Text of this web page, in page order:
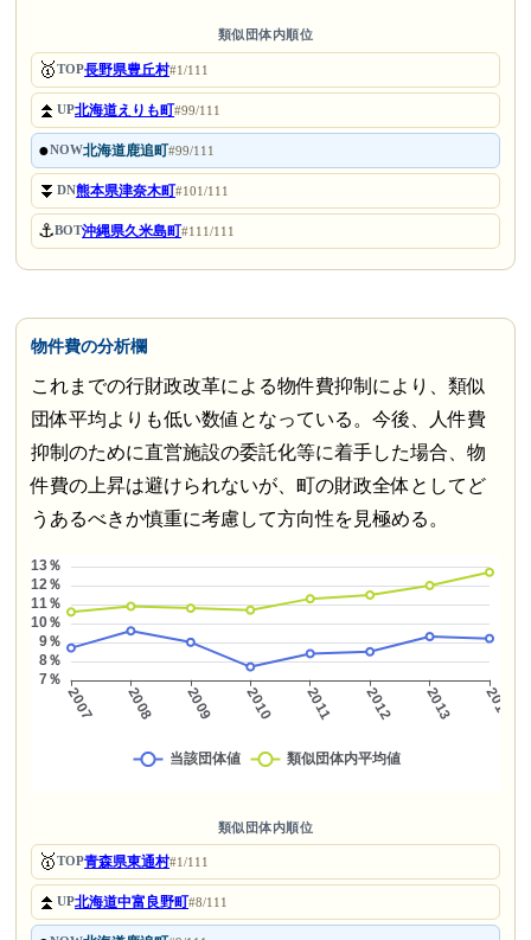
類似団体内順位
🥇TOP長野県豊丘村#1/111
⏫UP北海道えりも町#99/111
●NOW北海道鹿追町#99/111
⏬DN熊本県津奈木町#101/111
⚓BOT沖縄県久米島町#111/111
物件費の分析欄
これまでの行財政改革による物件費抑制により、類似
団体平均よりも低い数値となっている。今後、人件費
抑制のために直営施設の委託化等に着手した場合、物
件費の上昇は避けられないが、町の財政全体としてど
うあるべきか慎重に考慮して方向性を見極める。
類似団体内順位
🥇TOP青森県東通村#1/111
⏫UP北海道中富良野町#8/111